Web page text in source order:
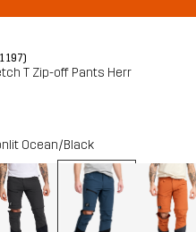
197)
T Zip-off Pants Herr
Ocean/Black